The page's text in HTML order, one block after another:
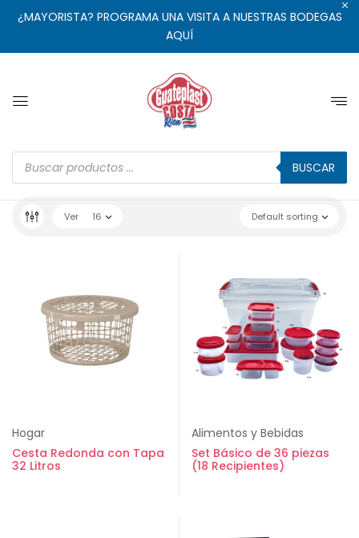
¿MAYORISTA? PROGRAMA UNA VISITA A NUESTRAS BODEGAS
AQUÍ
BUSCAR
Default sorting
Ver 16
Hogar
Cesta Redonda con Tapa
32 Litros
Alimentos y Bebidas
Set Básico de 36 piezas
(18 Recipientes)